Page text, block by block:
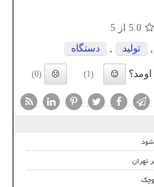
5.0 از 5
تولید دستگاه
(1)
(0)
تهران